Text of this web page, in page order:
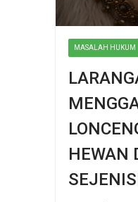
MASALAH HUKUM
HEWAN